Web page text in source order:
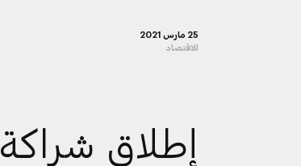
25 مارس 2021
الاقتصاد
إطلاق شراكة